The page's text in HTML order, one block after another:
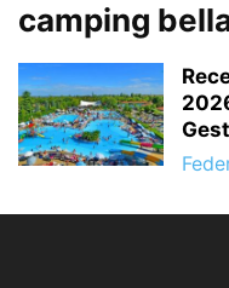
camping